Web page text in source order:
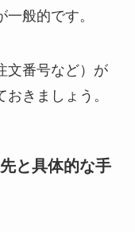
般的です。
文番号など）が
きましょう。
と具体的な手